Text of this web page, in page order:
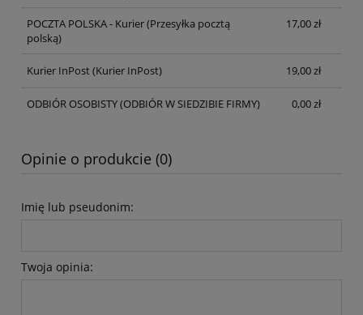
POCZTA POLSKA - Kurier(Przesyłka pocztą
polską)
17,00 zł
Kurier InPost(Kurier InPost) 19,00 zł
ODBIÓR OSOBISTY(ODBIÓR W SIEDZIBIE FIRMY) 0,00 zł
Opinie o produkcie (0)
Imię lub pseudonim:
Twoja opinia: